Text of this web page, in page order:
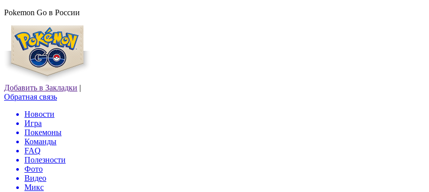
Pokemon Go в России
Добавить в Закладки |
Обратная связь
Новости
Игра
Покемоны
Команды
FAQ
Полезности
Фото
Видео
Микс